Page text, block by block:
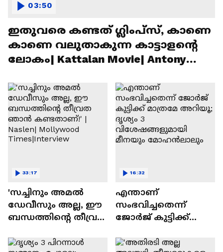
ഇതുവരെ കണ്ടത് ഗ്ലിംപ്സ്, കാണെ
കാണെ വലുതാകുന്ന കാട്ടാളൻ്റെ
ലോകം| Kattalan Movie| Antony
03:50
'സച്ചിനും അമൽ
ഡേവീസും അല്ല, ഈ
ബന്ധത്തിൻ്റെ തീവ്രത
Naslen| Mollywood
33:17
എന്താണ്
സംഭവിച്ചതെന്ന്
ജോർജ് കുട്ടിക്ക്
ദൃശ്യം 3
16:32